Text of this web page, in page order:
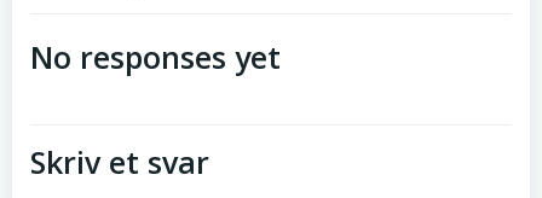
No responses yet
Skriv et svar